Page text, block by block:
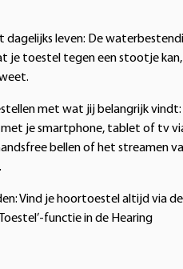
dagelijks leven: De
je toestel tegen een stootje kan,
met wat jij belangrijk vindt:
met je smartphone, tablet of tv
bellen of het streamen
Vind je hoortoestel altijd via de
functie in de Hearing